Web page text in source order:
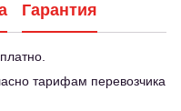
Гарантия
тарифам перевозчика